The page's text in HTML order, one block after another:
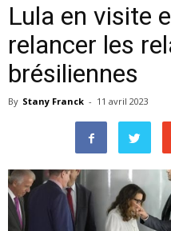
Lula en visite
relancer les
brésiliennes
By Stany Franck - 11 avril 2023